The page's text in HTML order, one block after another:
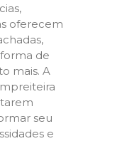
oferecem
de
mais. A
seu
e